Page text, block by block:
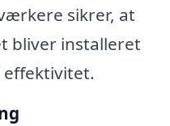
sikrer, at
bliver installeret